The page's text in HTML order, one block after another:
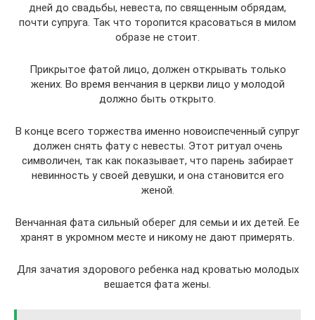
дней до свадьбы, невеста, по священным обрядам,
почти супруга. Так что торопится красоваться в милом
образе не стоит.
Прикрытое фатой лицо, должен открывать только
жених. Во время венчания в церкви лицо у молодой
должно быть открыто.
В конце всего торжества именно новоиспеченный супруг
должен снять фату с невесты. Этот ритуал очень
символичен, так как показывает, что парень забирает
невинность у своей девушки, и она становится его
женой.
Венчанная фата сильный оберег для семьи и их детей. Ее
хранят в укромном месте и никому не дают примерять.
Для зачатия здорового ребенка над кроватью молодых
вешается фата жены.